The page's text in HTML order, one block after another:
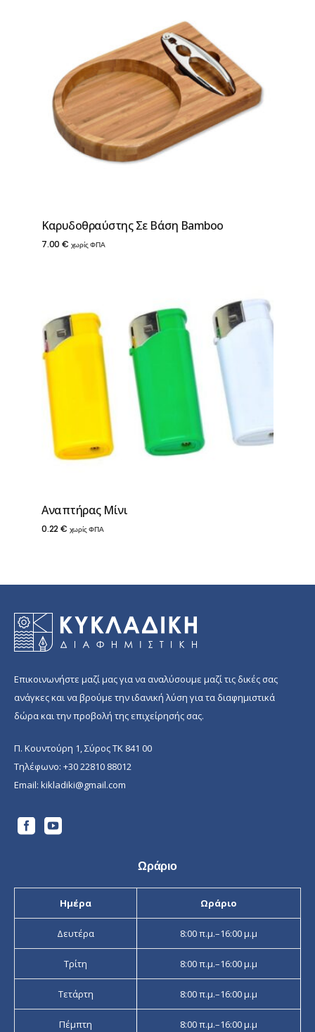
Καρυδοθραύστης Σε Βάση Βamboo
7.00 € χωρίς ΦΠΑ
Aναπτήρας Μίνι
0.22 € χωρίς ΦΠΑ
Επικοινωνήστε μαζί μας για να αναλύσουμε μαζί τις δικές σας
ανάγκες και να βρούμε την ιδανική λύση για τα διαφημιστικά
δώρα και την προβολή της επιχείρησής σας.
Π. Κουντούρη 1, Σύρος ΤΚ 841 00
Τηλέφωνο: +30 22810 88012
Email: kikladiki@gmail.com
Ωράριο
Ημέρα Ωράριο
Δευτέρα 8:00 π.μ.–16:00 μ.μ
Τρίτη 8:00 π.μ.–16:00 μ.μ
Τετάρτη 8:00 π.μ.–16:00 μ.μ
Πέμπτη 8:00 π.μ.–16:00 μ.μ